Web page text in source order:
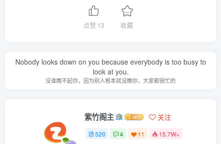
点赞 13 收藏
Nobody looks down on you because everybody is too busy to
look at you.
没谁瞧不起你，因为别人根本就没瞧你，大家都很忙的
紫竹阁主 关注
520 4 11 15.7W+